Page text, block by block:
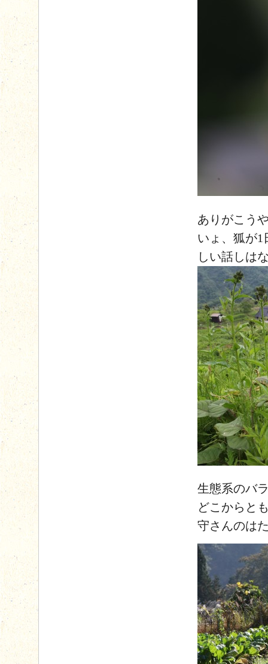
ありがこう
いょ、狐が1
しい話しは
生態系のバ
どこからと
守さんのは